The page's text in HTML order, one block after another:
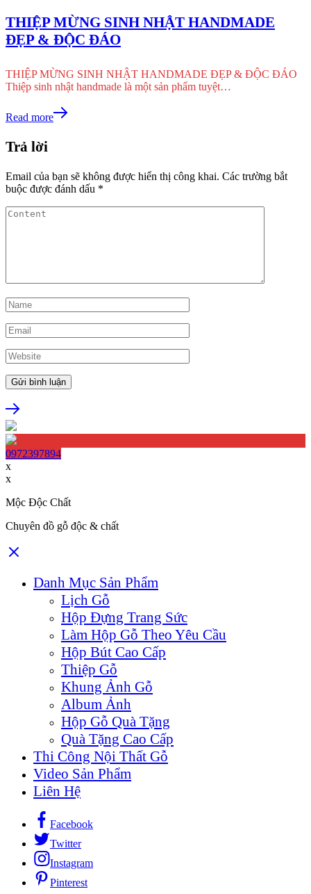
THIỆP MỪNG SINH NHẬT HANDMADE
ĐẸP & ĐỘC ĐÁO
THIỆP MỪNG SINH NHẬT HANDMADE ĐẸP & ĐỘC ĐÁO
Thiệp sinh nhật handmade là một sản phẩm tuyệt…
Read more
Trả lời
Email của bạn sẽ không được hiển thị công khai. Các trường bắt
buộc được đánh dấu *
0972397894
x
x
Mộc Độc Chất
Chuyên đồ gỗ độc & chất
Danh Mục Sản Phẩm
Lịch Gỗ
Hộp Đựng Trang Sức
Làm Hộp Gỗ Theo Yêu Cầu
Hộp Bút Cao Cấp
Thiệp Gỗ
Khung Ảnh Gỗ
Album Ảnh
Hộp Gỗ Quà Tặng
Quà Tặng Cao Cấp
Thi Công Nội Thất Gỗ
Video Sản Phẩm
Liên Hệ
Facebook
Twitter
Instagram
Pinterest